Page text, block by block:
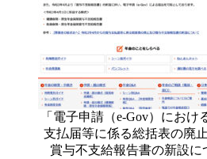
「電子申請（e-Gov）におけ
支払届等に係る総括表の廃
賞与不支給報告書の新設に